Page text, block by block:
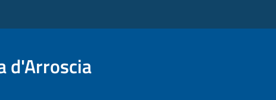
d'Arroscia